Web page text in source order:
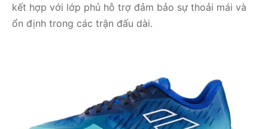
kết hợp với lớp phủ hỗ trợ đảm bảo sự thoải mái và
ổn định trong các trận đấu dài.